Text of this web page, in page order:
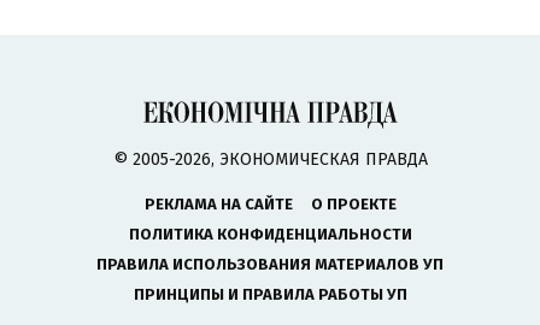
© 2005-2026, ЭКОНОМИЧЕСКАЯ ПРАВДА
РЕКЛАМА НА САЙТЕ
О ПРОЕКТЕ
ПОЛИТИКА КОНФИДЕНЦИАЛЬНОСТИ
ПРАВИЛА ИСПОЛЬЗОВАНИЯ МАТЕРИАЛОВ УП
ПРИНЦИПЫ И ПРАВИЛА РАБОТЫ УП